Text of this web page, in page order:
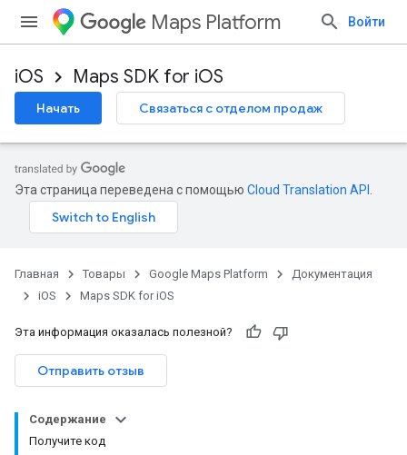
Maps Platform Войти
iOS Maps SDK for iOS
Начать Связаться с отделом продаж
Эта страница переведена с помощью Cloud Translation API
Главная Товары Google Maps Platform
Документация
iOS
Maps SDK for iOS
Эта информация оказалась полезной?
Отправить отзыв
Содержание
Получите код